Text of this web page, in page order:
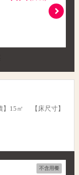
】15㎡ 【床尺寸】
不含用餐